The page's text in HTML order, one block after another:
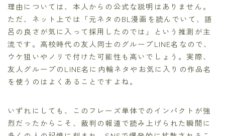
理由については、本人からの公式な説明はありません。
ただ、ネット上では「元ネタのBL漫画を読んでいて、語
呂の良さが気に入って採用したのでは」という推測が主
流です。高校時代の友人同士のグループLINE名なので、
ウケ狙いやノリで付けた可能性も高いでしょう。実際、
友人グループのLINE名に内輪ネタやお気に入りの作品名
を使うのはよくあることですよね。
いずれにしても、このフレーズ単体でのインパクトが強
烈だったからこそ、裁判の報道で読み上げられた瞬間に